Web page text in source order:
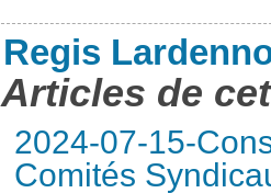
Regis
Articles de
2024-07-15-
Comités